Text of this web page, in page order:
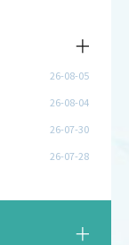
26-08-05
26-08-04
26-07-30
26-07-28